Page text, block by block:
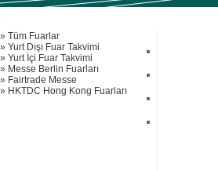
» Tüm Fuarlar
» Yurt Dışı Fuar Takvimi
» Yurt İçi Fuar Takvimi
» Messe Berlin Fuarları
» Fairtrade Messe
» HKTDC Hong Kong Fuarları